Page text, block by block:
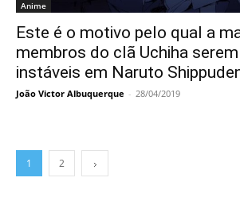
Anime
Este é o motivo pelo qual a
membros do clã Uchiha
instáveis em Naruto
João Victor Albuquerque - 28/04/2019
1 2